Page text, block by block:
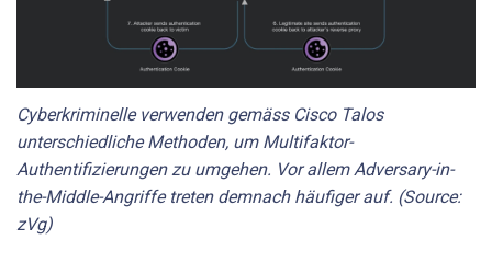
Cyberkriminelle verwenden gemäss Cisco Talos
unterschiedliche Methoden, um Multifaktor-
Authentifizierungen zu umgehen. Vor allem Adversary-in-
the-Middle-Angriffe treten demnach häufiger auf. (Source:
zVg)